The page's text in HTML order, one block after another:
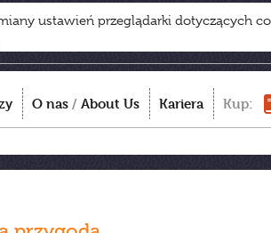
ustawień przeglądarki dotyczących
O nas / About Us Kariera Kup: